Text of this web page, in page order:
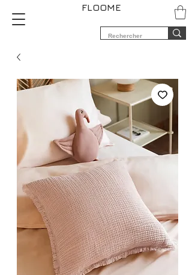
FLOOME